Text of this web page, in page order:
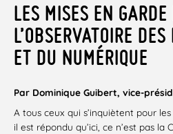
LES MISES EN GARDE
L’OBSERVATOIRE
ET DU NUMÉRIQUE
Par Dominique Guibert, vice-
A tous ceux qui s’inquiètent pour
il est répondu qu’ici, ce n’est pas la